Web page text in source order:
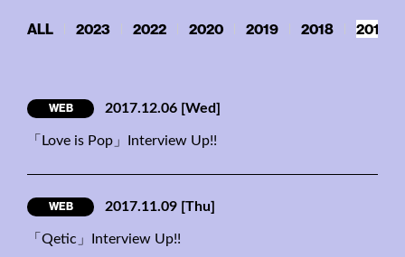
ALL 2023 2022 2020 2019 2018 2017
WEB 2017.12.06 [Wed]
「Love is Pop」Interview Up!!
WEB 2017.11.09 [Thu]
「Qetic」Interview Up!!